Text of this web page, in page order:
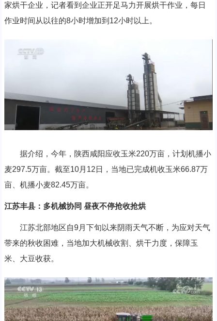
家烘干企业，记者看到企业正开足马力开展烘干作业，每日
作业时间从以往的8小时增加到12小时以上。
据介绍，今年，陕西咸阳应收玉米220万亩，计划机播小
麦297.5万亩。截至10月12日，当地已完成机收玉米66.87万
亩、机播小麦82.45万亩。
江苏丰县：多机械协同 昼夜不停抢收抢烘
江苏北部地区自9月下旬以来阴雨天气不断，为应对天气
带来的秋收困难，当地加大机械收割、烘干力度，保障玉
米、大豆收获。